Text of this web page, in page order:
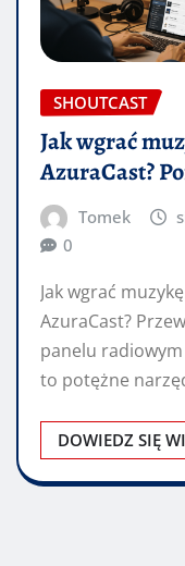
SHOUTCAST
Jak wgrać
AzuraCast?
Tomek
0
Jak wgrać
AzuraCast?
panelu
to potężne
radiową online.
DOWIEDZ SIĘ